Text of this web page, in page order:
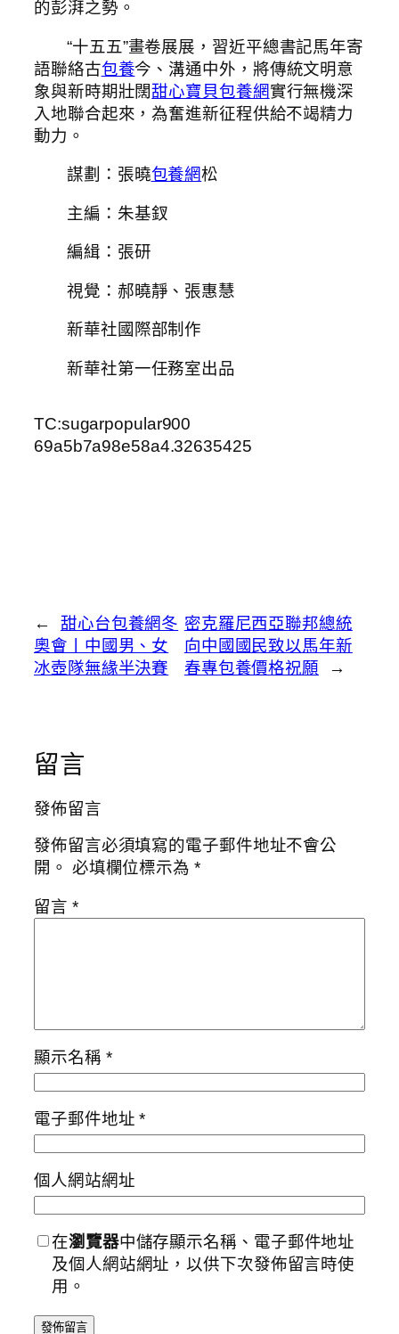
的彭湃之勢。
“十五五”畫卷展展，習近平總書記馬年寄
語聯絡古包養今、溝通中外，將傳統文明意
象與新時期壯闊甜心寶貝包養網實行無機深
入地聯合起來，為奮進新征程供給不竭精力
動力。
謀劃：張曉包養網松
主編：朱基釵
編緝：張研
視覺：郝曉靜、張惠慧
新華社國際部制作
新華社第一任務室出品
TC:sugarpopular900
69a5b7a98e58a4.32635425
←
甜心台包養網冬
奧會丨中國男、女
冰壺隊無緣半決賽
密克羅尼西亞聯邦總統
向中國國民致以馬年新
春專包養價格祝願
→
留言
發佈留言
發佈留言必須填寫的電子郵件地址不會公
開。 必填欄位標示為 *
留言 *
顯示名稱 *
電子郵件地址*
個人網站網址
在瀏覽器中儲存顯示名稱、電子郵件地址
及個人網站網址，以供下次發佈留言時使
用。